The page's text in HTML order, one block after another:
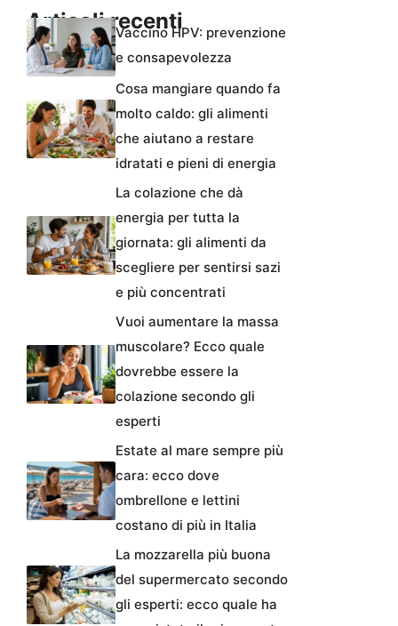
Articoli recentiVaccino HPV: prevenzione
e consapevolezza
Cosa mangiare quando fa
molto caldo: gli alimenti
che aiutano a restare
idratati e pieni di energia
La colazione che dà
energia per tutta la
giornata: gli alimenti da
scegliere per sentirsi sazi
e più concentrati
Vuoi aumentare la massa
muscolare? Ecco quale
dovrebbe essere la
colazione secondo gli
esperti
Estate al mare sempre più
cara: ecco dove
ombrellone e lettini
costano di più in Italia
La mozzarella più buona
del supermercato secondo
gli esperti: ecco quale ha